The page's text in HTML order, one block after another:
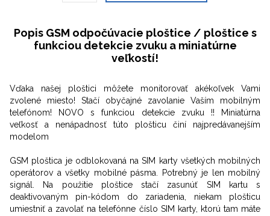
Popis GSM odpočúvacie ploštice / ploštice s
funkciou detekcie zvuku a miniatúrne
veľkostí!
Vďaka našej ploštici môžete monitorovať akékoľvek Vami
zvolené miesto! Stačí obyčajné zavolanie Vaším mobilným
telefónom! NOVO s funkciou detekcie zvuku !! Miniatúrna
veľkosť a nenápadnosť túto plošticu činí najpredávanejším
modelom
GSM ploštica je odblokovaná na SIM karty všetkých mobilných
operátorov a všetky mobilné pásma. Potrebný je len mobilný
signál. Na použitie ploštice stačí zasunúť SIM kartu s
deaktivovaným pin-kódom do zariadenia, niekam plošticu
umiestniť a zavolať na telefónne číslo SIM karty, ktorú tam máte